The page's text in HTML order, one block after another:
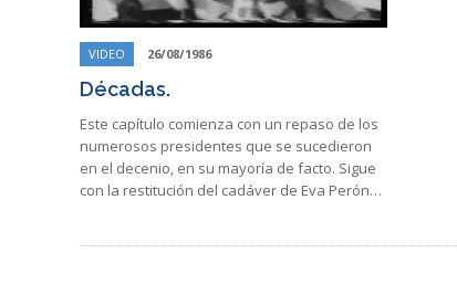
VIDEO 26/08/1986
Décadas.
Este capítulo comienza con un repaso de los
numerosos presidentes que se sucedieron
en el decenio, en su mayoría de facto. Sigue
con la restitución del cadáver de Eva Perón…